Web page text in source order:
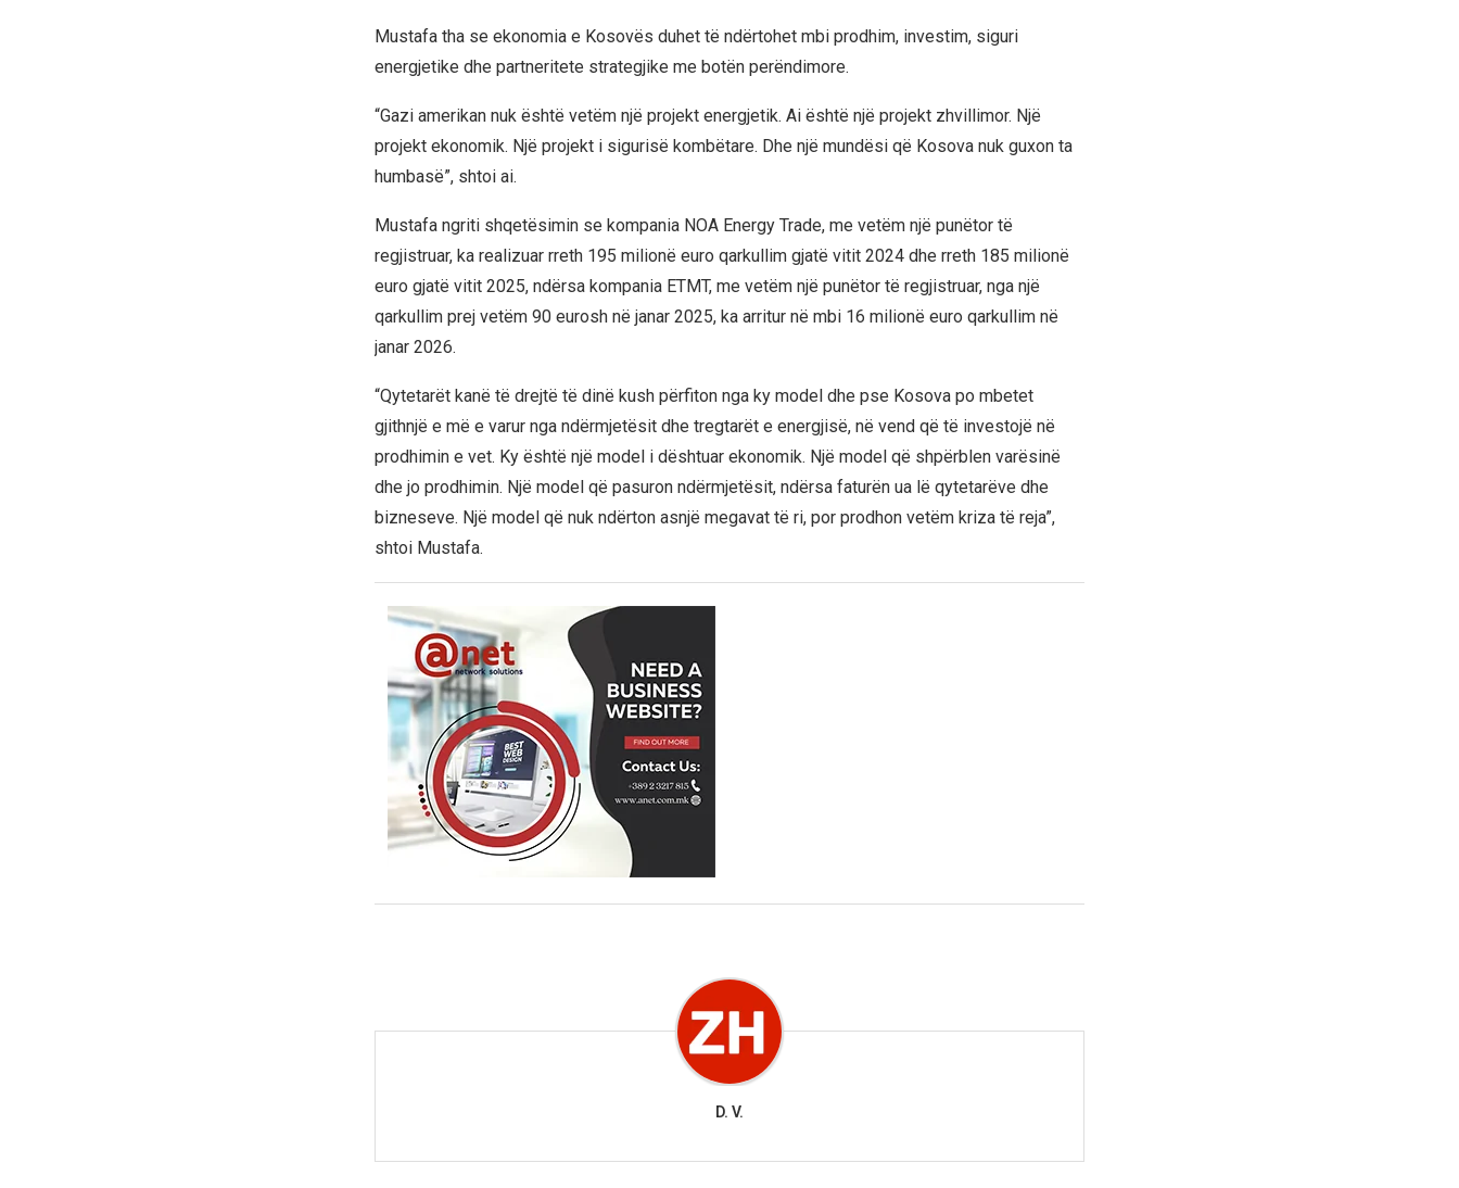
Mustafa tha se ekonomia e Kosovës duhet të ndërtohet mbi prodhim, investim, siguri
energjetike dhe partneritete strategjike me botën perëndimore.
“Gazi amerikan nuk është vetëm një projekt energjetik. Ai është një projekt zhvillimor. Një
projekt ekonomik. Një projekt i sigurisë kombëtare. Dhe një mundësi që Kosova nuk guxon ta
humbasë”, shtoi ai.
Mustafa ngriti shqetësimin se kompania NOA Energy Trade, me vetëm një punëtor të
regjistruar, ka realizuar rreth 195 milionë euro qarkullim gjatë vitit 2024 dhe rreth 185 milionë
euro gjatë vitit 2025, ndërsa kompania ETMT, me vetëm një punëtor të regjistruar, nga një
qarkullim prej vetëm 90 eurosh në janar 2025, ka arritur në mbi 16 milionë euro qarkullim në
janar 2026.
“Qytetarët kanë të drejtë të dinë kush përfiton nga ky model dhe pse Kosova po mbetet
gjithnjë e më e varur nga ndërmjetësit dhe tregtarët e energjisë, në vend që të investojë në
prodhimin e vet. Ky është një model i dështuar ekonomik. Një model që shpërblen varësinë
dhe jo prodhimin. Një model që pasuron ndërmjetësit, ndërsa faturën ua lë qytetarëve dhe
bizneseve. Një model që nuk ndërton asnjë megavat të ri, por prodhon vetëm kriza të reja”,
shtoi Mustafa.
D. V.